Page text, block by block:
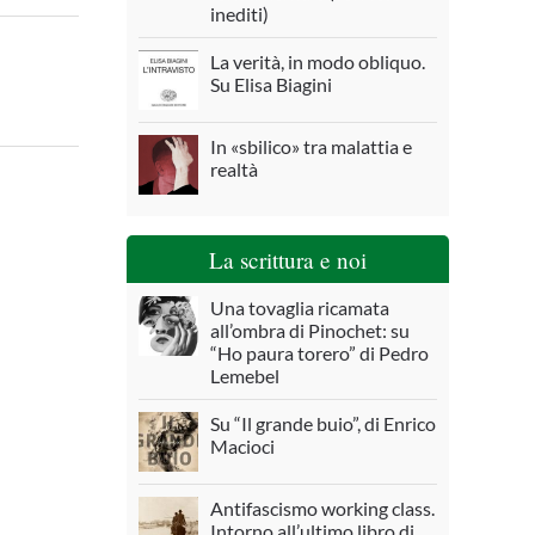
inediti)
La verità, in modo obliquo.
Su Elisa Biagini
In «sbilico» tra malattia e
realtà
La scrittura e noi
Una tovaglia ricamata
all’ombra di Pinochet: su
“Ho paura torero” di Pedro
Lemebel
Su “Il grande buio”, di Enrico
Macioci
Antifascismo working class.